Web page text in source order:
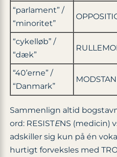
“parlament” /
“minoritet”
“cykelløb” /
“dæk”
“40’erne” /
“Danmark”
Sammenlign altid
ord: RESISTENS (medicin)
adskiller sig kun på én
hurtigt forveksles med